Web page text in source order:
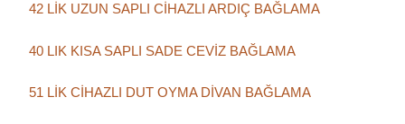
42 LİK UZUN SAPLI CİHAZLI ARDIÇ BAĞLAMA
40 LIK KISA SAPLI SADE CEVİZ BAĞLAMA
51 LİK CİHAZLI DUT OYMA DİVAN BAĞLAMA